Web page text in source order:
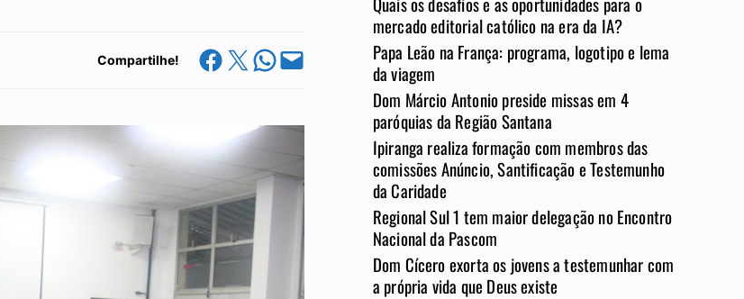
Compartilhe! Share on Facebook
Share on X Share on WhatsApp
Email this Page
mercado editorial católico na era da IA?
Papa Leão na França: programa, logotipo e lema
da viagem
Dom Márcio Antonio preside missas em 4
paróquias da Região Santana
Ipiranga realiza formação com membros das
comissões Anúncio, Santificação e Testemunho
da Caridade
Regional Sul 1 tem maior delegação no Encontro
Nacional da Pascom
Dom Cícero exorta os jovens a testemunhar com
a própria vida que Deus existe